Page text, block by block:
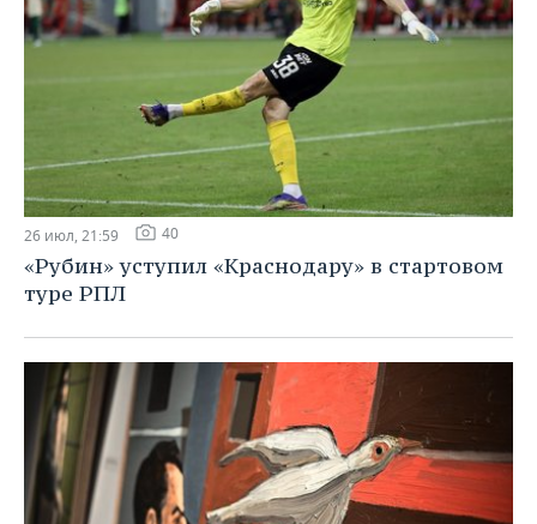
26 июл, 21:59 40
«Рубин» уступил «Краснодару» в стартовом
туре РПЛ